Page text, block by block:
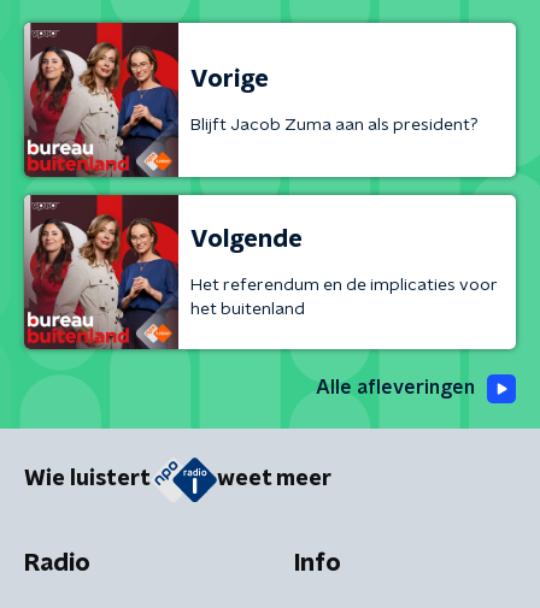
Vorige
Blijft Jacob Zuma aan als president?
Volgende
Het referendum en de implicaties voor
het buitenland
Alle afleveringen
Wie luistert weet meer
Radio Info